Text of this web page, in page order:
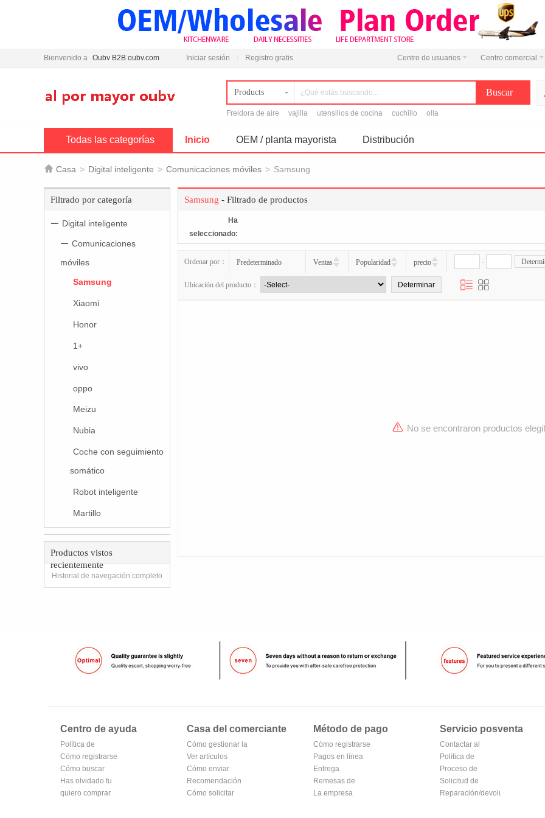
Bienvenido a Oubv B2B oubv.com Iniciar sesión Registro gratis Centro de usuarios Centro comercial
Products
Freidora de aire vajilla utensilios de cocina cuchillo olla
Todas las categorías Inicio OEM / planta mayorista Distribución
 Casa > Digital inteligente > Comunicaciones móviles > Samsung
Filtrado por categoría
Digital inteligente
Comunicaciones
móviles
Samsung
Xiaomi
Honor
1+
vivo
oppo
Meizu
Nubia
Coche con seguimiento
somático
Robot inteligente
Martillo
Productos vistos
recientemente
Historial de navegación completo
Samsung - Filtrado de productos
Ha
seleccionado:
Ordenar por： Predeterminado Ventas Popularidad precio -
Ubicación del producto：
No se encontraron productos
Centro de ayuda
Política de
privacidad de
Oubv
Cómo registrarse
para hacerse
miembro
Cómo buscar
Has olvidado tu
contraseña
quiero comprar
Casa del comerciante
Cómo gestionar la
tienda
Ver artículos
vendidos
Cómo enviar
Recomendación
de productos del
Cómo solicitar
Método de pago
Cómo registrarse
en Alipay
Pagos en línea
Entrega
Remesas de
correos
La empresa
Servicio posventa
Contactar al
vendedor
Política de
devoluciones
Proceso de
devolución y
cambio
Solicitud de
reembolso
Reparación/devolución